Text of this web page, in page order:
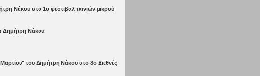
Νάκου στο 1ο φεστιβάλ ταινιών μικρού
Δημήτρη Νάκου
του Δημήτρη Νάκου στο 8ο Διεθνές